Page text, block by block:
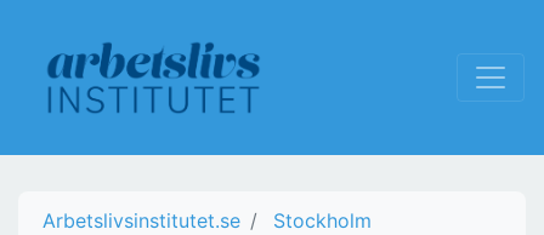
Arbetslivsinstitutet.se
Stockholm